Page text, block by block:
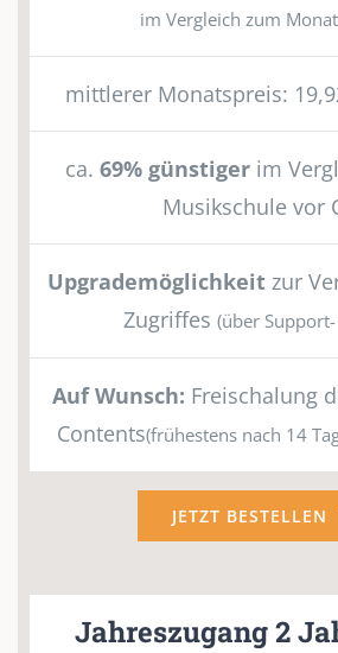
im Vergleich zum
mittlerer Monatspreis:
ca. 69% günstiger im
Musikschule vor
Upgrademöglichkeit zur
Zugriffes (über
Auf Wunsch: Freischalung
Contents(frühestens nach 14
JETZT BESTELLEN
Jahreszugang 2